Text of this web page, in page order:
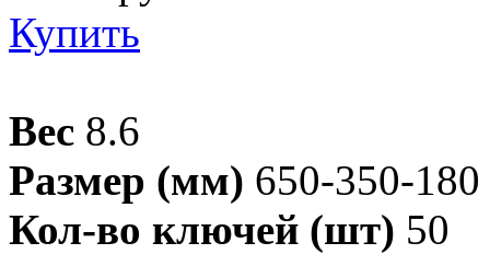
Купить
Вес 8.6
Размер (мм) 650-350-180
Кол-во ключей (шт) 50